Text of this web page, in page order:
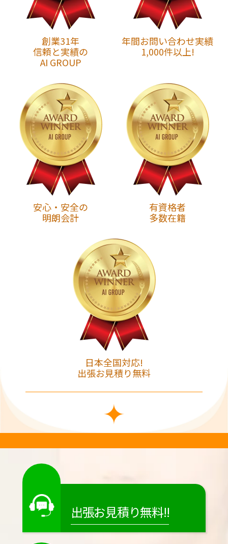
創業31年
信頼と実績の
AI GROUP
年間お問い合わせ実績
1,000件以上!
安心・安全の
明朗会計
有資格者
多数在籍
日本全国対応!
出張お見積り無料
出張お見積り無料!!